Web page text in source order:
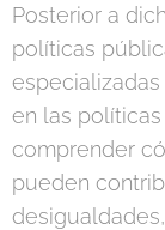
Posterior a
políticas
en las
comprender
pueden